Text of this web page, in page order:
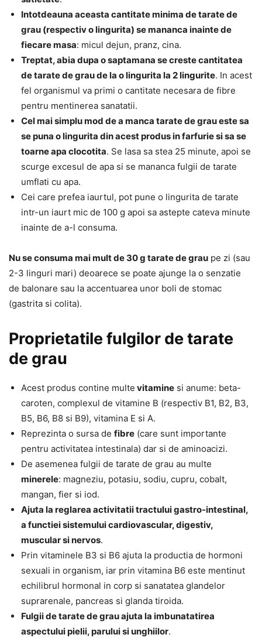
Intotdeauna aceasta cantitate minima de tarate de
grau (respectiv o lingurita) se mananca inainte de
fiecare masa: micul dejun, pranz, cina.
Treptat, abia dupa o saptamana se creste cantitatea
de tarate de grau de la o lingurita la 2 lingurite. In acest
fel organismul va primi o cantitate necesara de fibre
pentru mentinerea sanatatii.
Cel mai simplu mod de a manca tarate de grau este sa
se puna o lingurita din acest produs in farfurie si sa se
toarne apa clocotita. Se lasa sa stea 25 minute, apoi se
scurge excesul de apa si se mananca fulgii de tarate
umflati cu apa.
Cei care prefea iaurtul, pot pune o lingurita de tarate
intr-un iaurt mic de 100 g apoi sa astepte cateva minute
inainte de a-l consuma.
Nu se consuma mai mult de 30 g tarate de grau pe zi (sau
2-3 linguri mari) deoarece se poate ajunge la o senzatie
de balonare sau la accentuarea unor boli de stomac
(gastrita si colita).
Proprietatile fulgilor de tarate
de grau
Acest produs contine multe vitamine si anume: beta-
caroten, complexul de vitamine B (respectiv B1, B2, B3,
B5, B6, B8 si B9), vitamina E si A.
Reprezinta o sursa de fibre (care sunt importante
pentru activitatea intestinala) dar si de aminoacizi.
De asemenea fulgii de tarate de grau au multe
minerele: magneziu, potasiu, sodiu, cupru, cobalt,
mangan, fier si iod.
Ajuta la reglarea activitatii tractului gastro-intestinal,
a functiei sistemului cardiovascular, digestiv,
muscular si nervos.
Prin vitaminele B3 si B6 ajuta la productia de hormoni
sexuali in organism, iar prin vitamina B6 este mentinut
echilibrul hormonal in corp si sanatatea glandelor
suprarenale, pancreas si glanda tiroida.
Fulgii de tarate de grau ajuta la imbunatatirea
aspectului pielii, parului si unghiilor.